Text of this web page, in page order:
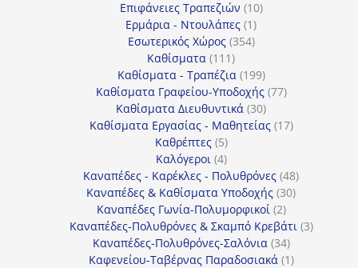
προϊόντα
Επιφάνειες Τραπεζιών 1010
Ερμάρια - Ντουλάπες 11
προϊόν
Εσωτερικός Χώρος 354354
Καθίσματα 111111
προϊόντα
Καθίσματα - Τραπέζια 199199
προϊόντα
Καθίσματα Γραφείου-Υποδοχής 7777
Καθίσματα Διευθυντικά 3030
προϊόντα
Καθίσματα Εργασίας - Μαθητείας 1717
Καθρέπτες 55
προϊόντα
Καλόγεροι 44
προϊόντα
Καναπέδες - Καρέκλες - Πολυθρόνες 4848
προϊόντα
Καναπέδες & Καθίσματα Υποδοχής 3030
Καναπέδες Γωνία-Πολυμορφικοί 22
προϊόντα
Καναπέδες-Πολυθρόνες & Σκαμπό Κρεβάτι 33
Καναπέδες-Πολυθρόνες-Σαλόνια 3434
προϊόντα
Καφενείου-Ταβέρνας Παραδοσιακά 11